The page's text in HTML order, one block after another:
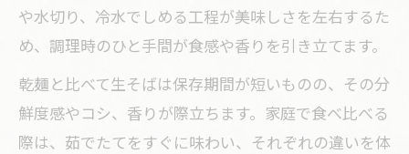
や水切り、冷水でしめる工程が美味しさを左右するた
め、調理時のひと手間が食感や香りを引き立てます。
乾麺と比べて生そばは保存期間が短いものの、その分
鮮度感やコシ、香りが際立ちます。家庭で食べ比べる
際は、茹でたてをすぐに味わい、それぞれの違いを体